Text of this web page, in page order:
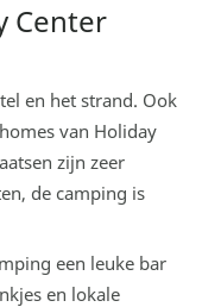
Center
en het strand. Ook
van Holiday
zijn zeer
de camping is
een leuke bar
en lokale